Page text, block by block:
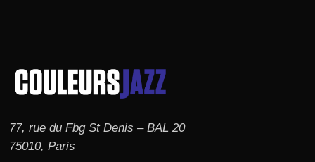
77, rue du Fbg St Denis – BAL 20
75010, Paris